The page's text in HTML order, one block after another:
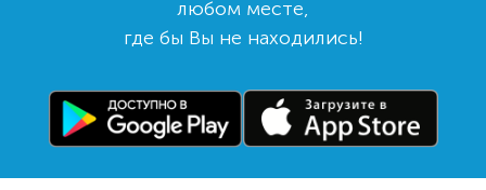
любом месте,
где бы Вы не находились!